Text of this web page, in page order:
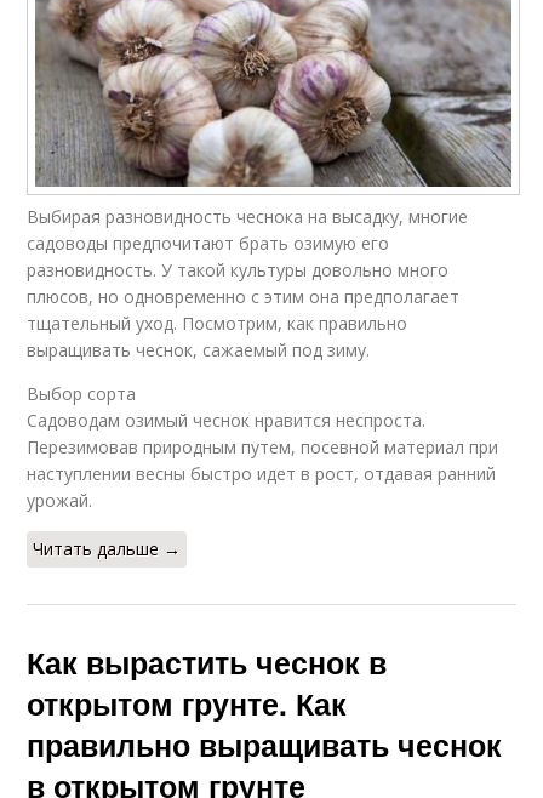
Выбирая разновидность чеснока на высадку, многие
садоводы предпочитают брать озимую его
разновидность. У такой культуры довольно много
плюсов, но одновременно с этим она предполагает
тщательный уход. Посмотрим, как правильно
выращивать чеснок, сажаемый под зиму.
Выбор сорта
Садоводам озимый чеснок нравится неспроста.
Перезимовав природным путем, посевной материал при
наступлении весны быстро идет в рост, отдавая ранний
урожай.
Читать дальше →
Как вырастить чеснок в
открытом грунте. Как
правильно выращивать чеснок
в открытом грунте